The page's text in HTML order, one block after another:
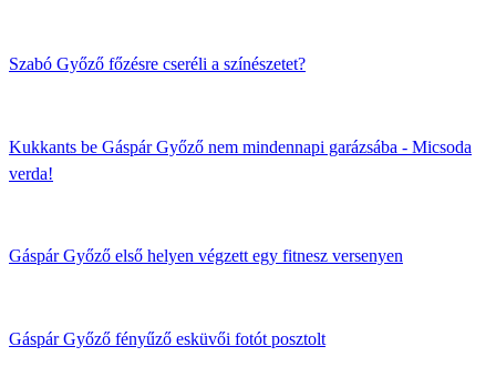
Szabó Győző főzésre cseréli a színészetet?
Kukkants be Gáspár Győző nem mindennapi garázsába - Micsoda
verda!
Gáspár Győző első helyen végzett egy fitnesz versenyen
Gáspár Győző fényűző esküvői fotót posztolt